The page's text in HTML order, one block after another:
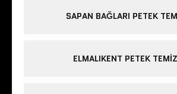
SAPAN BAĞLARI PETEK
ELMALIKENT PETEK